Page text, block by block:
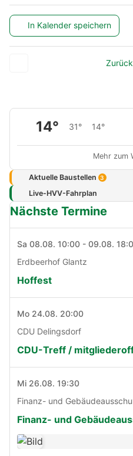
In Kalender speichern
14° 31° 14°
Mehr zum
Aktuelle Baustellen 3
Live-HVV-Fahrplan
Nächste Termine
Sa 08.08. 10:00 - 09.08.
Erdbeerhof Glantz
Hoffest
Mo 24.08. 20:00
CDU Delingsdorf
CDU-Treff /
Mi 26.08. 19:30
Finanz- und
Finanz- und